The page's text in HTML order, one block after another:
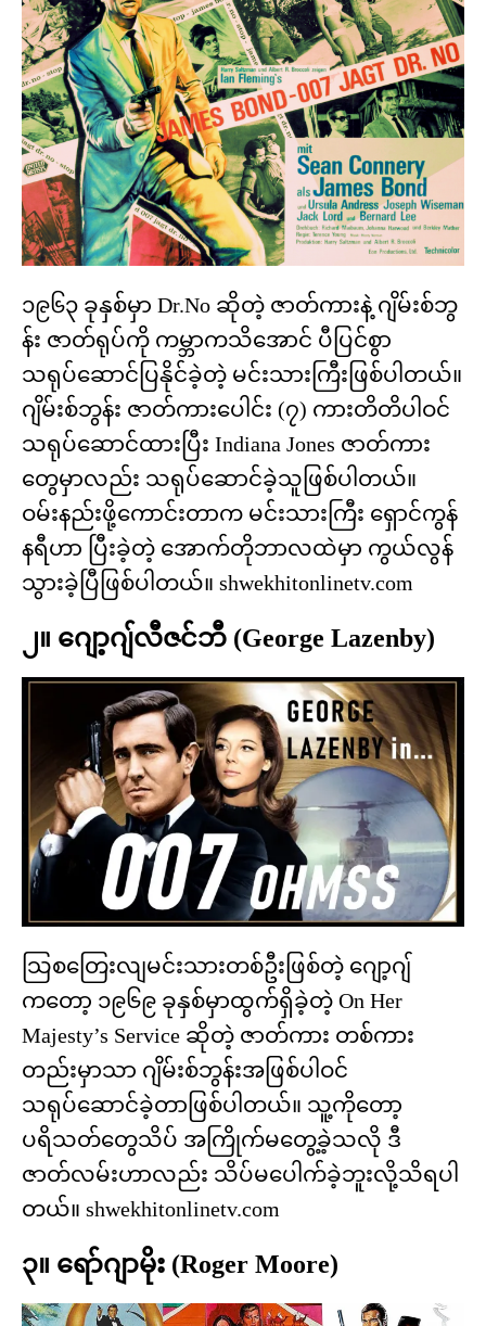
၁၉၆၃ ခုနှစ်မှာ Dr.No ဆိုတဲ့ ဇာတ်ကားနဲ့ ဂျိမ်းစ်ဘွ
န်း ဇာတ်ရုပ်ကို ကမ္ဘာကသိအောင် ပီပြင်စွာ
သရုပ်ဆောင်ပြနိုင်ခဲ့တဲ့ မင်းသားကြီးဖြစ်ပါတယ်။
ဂျိမ်းစ်ဘွန်း ဇာတ်ကားပေါင်း (၇) ကားတိတိပါဝင်
သရုပ်ဆောင်ထားပြီး Indiana Jones ဇာတ်ကား
တွေမှာလည်း သရုပ်ဆောင်ခဲ့သူဖြစ်ပါတယ်။
ဝမ်းနည်းဖို့ကောင်းတာက မင်းသားကြီး ရှောင်ကွန်
နရီဟာ ပြီးခဲ့တဲ့ အောက်တိုဘာလထဲမှာ ကွယ်လွန်
သွားခဲ့ပြီဖြစ်ပါတယ်။ shwekhitonlinetv.com
၂။ ဂျော့ဂျ်လီဇင်ဘီ (George Lazenby)
သြစတြေးလျမင်းသားတစ်ဦးဖြစ်တဲ့ ဂျော့ဂျ်
ကတော့ ၁၉၆၉ ခုနှစ်မှာထွက်ရှိခဲ့တဲ့ On Her
Majesty’s Service ဆိုတဲ့ ဇာတ်ကား တစ်ကား
တည်းမှာသာ ဂျိမ်းစ်ဘွန်းအဖြစ်ပါဝင်
သရုပ်ဆောင်ခဲ့တာဖြစ်ပါတယ်။ သူ့ကိုတော့
ပရိသတ်တွေသိပ် အကြိုက်မတွေ့ခဲ့သလို ဒီ
ဇာတ်လမ်းဟာလည်း သိပ်မပေါက်ခဲ့ဘူးလို့သိရပါ
တယ်။ shwekhitonlinetv.com
၃။ ရော်ဂျာမိုး (Roger Moore)